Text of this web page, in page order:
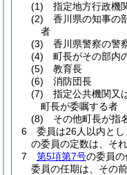
(1)
指定地方行政機
(2)
香川県の知事の
者
(3)
香川県警察の警
(4)
町長がその部内
(5)
教育長
(6)
消防団長
(7)
指定公共機関又
町長が委嘱する者
(8)
その他町長が指
6
委員は26人以内とし
の委員の定数は、そ
7
第5項第7号の委員の
委員の任期は、その